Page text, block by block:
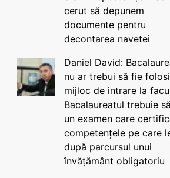
cerut să depunem
documente pentru
decontarea navetei
Daniel David:
nu ar trebui să fie
mijloc de intrare la
Bacalaureatul trebuie
un examen care
competențele pe care
după parcursul unui
învățământ obligatoriu